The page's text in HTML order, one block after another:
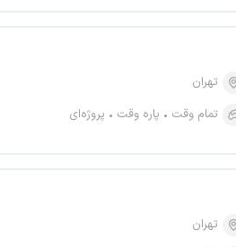
تهران
تمام وقت
پاره وقت پروژه‌ای
تهران